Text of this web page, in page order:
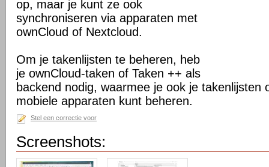
op, maar je kunt ze ook
synchroniseren via apparaten met
ownCloud of Nextcloud.
Om je takenlijsten te beheren, heb
je ownCloud-taken of Taken ++ als
backend nodig, waarmee je ook je takenlijsten
mobiele apparaten kunt beheren.
Stel een correctie voor
Screenshots: